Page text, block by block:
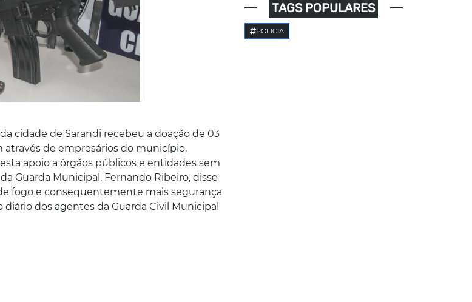
cidade de Sarandi recebeu a doação de 03
através de empresários do município.
apoio a órgãos públicos e entidades sem
Guarda Municipal, Fernando Ribeiro, disse
fogo e consequentemente mais segurança
dos agentes da Guarda Civil Municipal
TAGS POPULARES
POLICIA